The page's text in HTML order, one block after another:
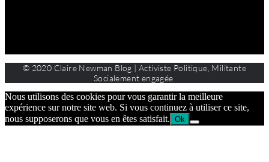
© 2020 Claire Newman Blog | Activiste Politique, Militante
Socialement engagée
Nous utilisons des cookies pour vous garantir la meilleure
expérience sur notre site web. Si vous continuez à utiliser ce site,
nous supposerons que vous en êtes satisfait. Ok